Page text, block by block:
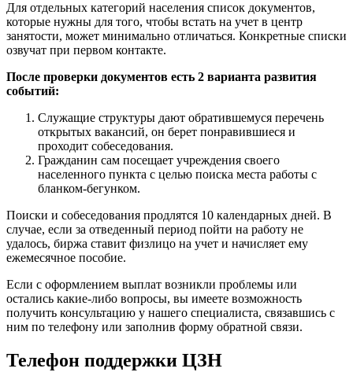
Для отдельных категорий населения список документов,
которые нужны для того, чтобы встать на учет в центр
занятости, может минимально отличаться. Конкретные списки
озвучат при первом контакте.
После проверки документов есть 2 варианта развития
событий:
Служащие структуры дают обратившемуся перечень
открытых вакансий, он берет понравившиеся и
проходит собеседования.
Гражданин сам посещает учреждения своего
населенного пункта с целью поиска места работы с
бланком-бегунком.
Поиски и собеседования продлятся 10 календарных дней. В
случае, если за отведенный период пойти на работу не
удалось, биржа ставит физлицо на учет и начисляет ему
ежемесячное пособие.
Если с оформлением выплат возникли проблемы или
остались какие-либо вопросы, вы имеете возможность
получить консультацию у нашего специалиста, связавшись с
ним по телефону или заполнив форму обратной связи.
Телефон поддержки ЦЗН